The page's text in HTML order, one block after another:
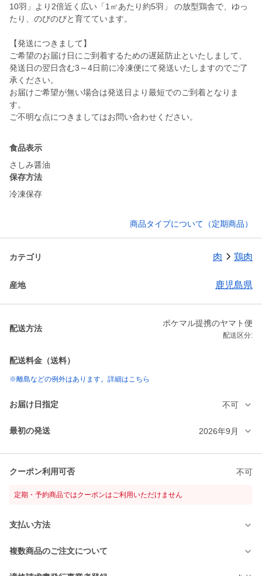
10羽」より2倍近く広い「1㎡あたり約5羽」 の放型鶏舎で、ゆっ
たり、のびのびと育てています。
【発送につきまして】
ご希望のお届け日にご到着するための遅延防止といたしまして、
発送日の翌日含む3～4日前に冷凍便にて発送いたしますのでご了
承ください。
お届けご希望が無い場合は発送日より最短でのご到着となりま
す。
ご不明な点につきましてはお問い合わせください。
食品表示
さしみ醤油
保存方法
冷凍保存
商品タイプについて（定期商品）
カテゴリ 肉 鶏肉
産地 鹿児島県
配送方法
ポケマル提携のヤマト便
配送区分:
配送料金（送料）
※離島などの例外はあります。詳細はこちら
お届け日指定 不可
最初の発送 2026年9月
クーポン利用可否 不可
定期・予約商品ではクーポンはご利用いただけません
支払い方法
複数商品のご注文について